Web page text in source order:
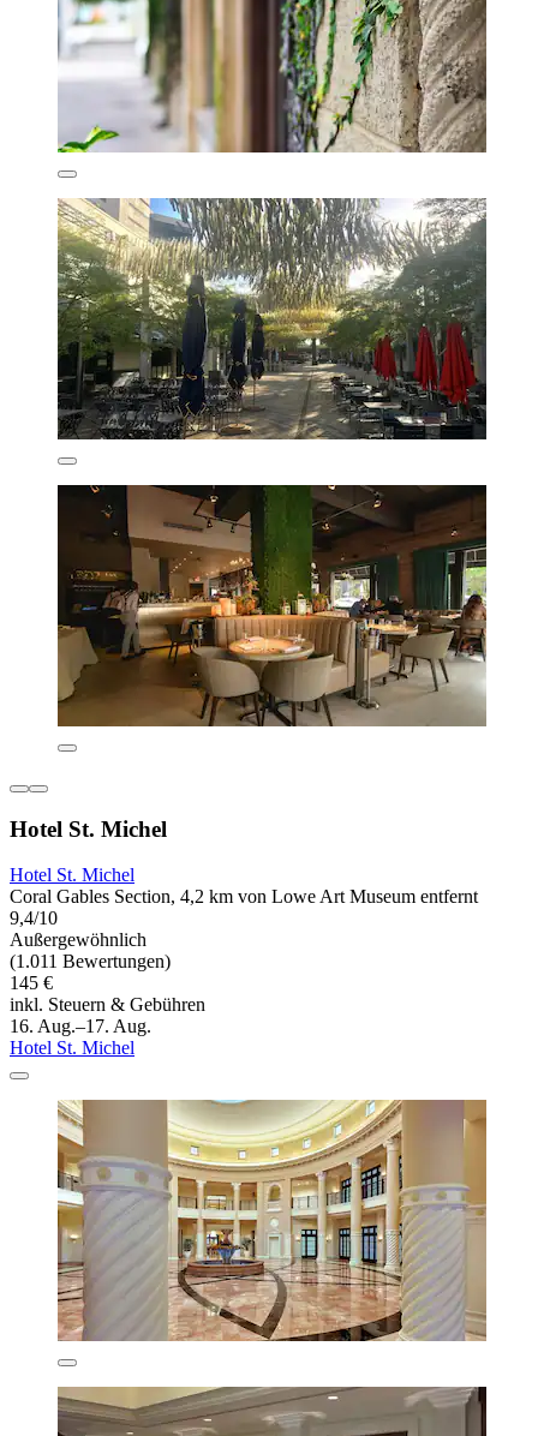
Hotel St. Michel
Hotel St. Michel
Coral Gables Section, 4,2 km von Lowe Art Museum entfernt
9,4/10
Außergewöhnlich
(1.011 Bewertungen)
145 €
inkl. Steuern & Gebühren
16. Aug.–17. Aug.
Hotel St. Michel